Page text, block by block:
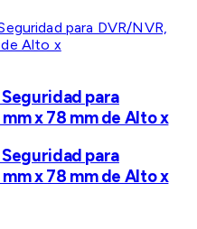
para
x 78 mm de Alto x
para
x 78 mm de Alto x